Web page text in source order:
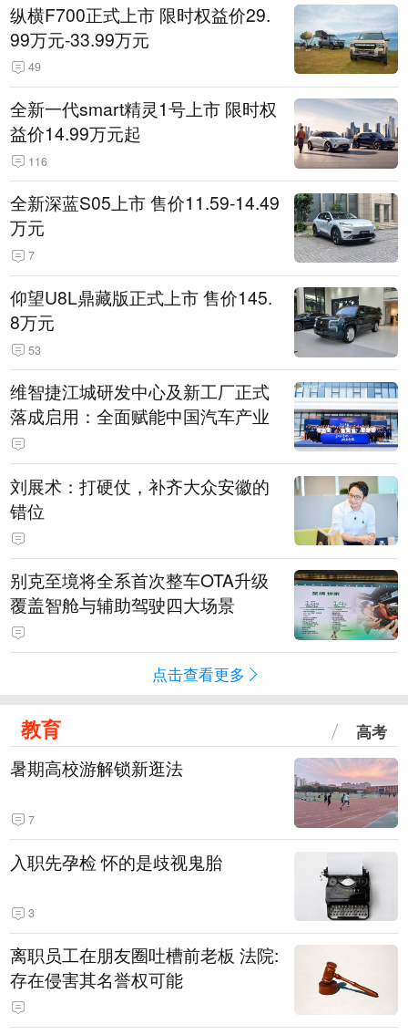
纵横F700正式上市 限时权益价29.
99万元-33.99万元
49
全新一代smart精灵1号上市 限时权
益价14.99万元起
116
全新深蓝S05上市 售价11.59-14.49
万元
7
仰望U8L鼎藏版正式上市 售价145.
8万元
53
维智捷江城研发中心及新工厂正式
落成启用：全面赋能中国汽车产业
刘展术：打硬仗，补齐大众安徽的
错位
别克至境将全系首次整车OTA升级
覆盖智舱与辅助驾驶四大场景
点击查看更多
教育 高考
暑期高校游解锁新逛法
7
入职先孕检 怀的是歧视鬼胎
3
离职员工在朋友圈吐槽前老板 法院:
存在侵害其名誉权可能